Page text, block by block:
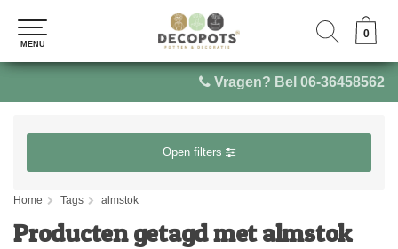
Vragen? Bel 06-36458562
0
MENU
0
MENU
Open filters
Home Tags almstok
Producten getagd met almstok